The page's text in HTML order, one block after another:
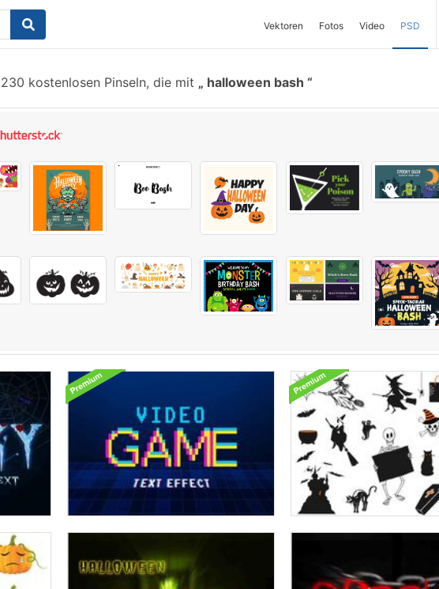
Vektoren Fotos Video PSD
230 kostenlosen Pinseln, die mit halloween bash